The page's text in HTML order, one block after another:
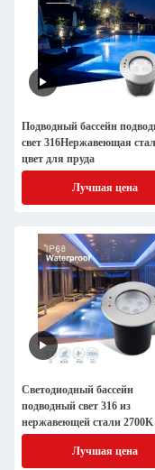
Подводный бассейн
свет 316Нержавеющая
цвет для пруда
Лучшая цена
Светодиодный бассейн
подводный свет 316 из
нержавеющей стали 2700K
6500K CEM одобрен
Лучшая цена